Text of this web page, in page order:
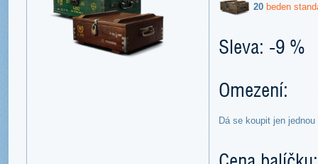
20 beden
Sleva: -9 %
Omezení:
Dá se koupit jen